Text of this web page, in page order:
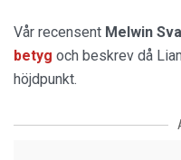
Vår recensent Melwin
betyg och beskrev då
höjdpunkt.